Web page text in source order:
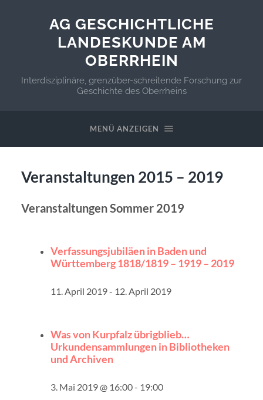
AG GESCHICHTLICHE
LANDESKUNDE AM
OBERRHEIN
Interdisziplinäre, grenzüber-schreitende Forschung zur
Geschichte des Oberrheins
MENÜ ANZEIGEN
Veranstaltungen 2015 – 2019
Veranstaltungen Sommer 2019
Verfassungsjubiläen in Baden und
Württemberg 1818/1819 – 1919 – 2019
11. April 2019- 12. April 2019
Was von Kurpfalz übrigblieb…
Urkundensammlungen in Bibliotheken
und Archiven
3. Mai 2019 @ 16:00- 19:00